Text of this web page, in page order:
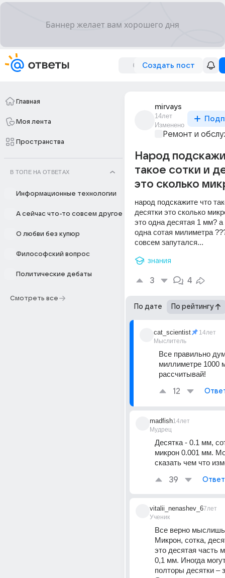
Создать пост
Главная
Моя лента
Пространства
В ТОПЕ НА ОТВЕТАХ
Информационные технологии
А сейчас что-то совсем другое
О любви без купюр
Философский вопрос
Политические дебаты
Смотреть все
mirvays
14лет
Изменено
Ремонт и
Народ
такое сотки и
это сколько
народ подскажите что
десятки это сколько
это одна десятая 1 мм? а
одна сотая милиметра
совсем запутался...
знания
3 4
По дате По рейтингу
cat_scientist
Мыслитель
14лет
Все правильно
миллиметре 1000
рассчитывай!
12
madfish
Мудрец
14лет
Десятка - 0.1 мм,
микрон 0.001 мм.
сказать чем что
39
vitalii_nenashev_6
Ученик
7лет
Все верно мыслишь
Микрон, сотка,
это десятая часть
0,1 мм. Иногда
полторы десятки –